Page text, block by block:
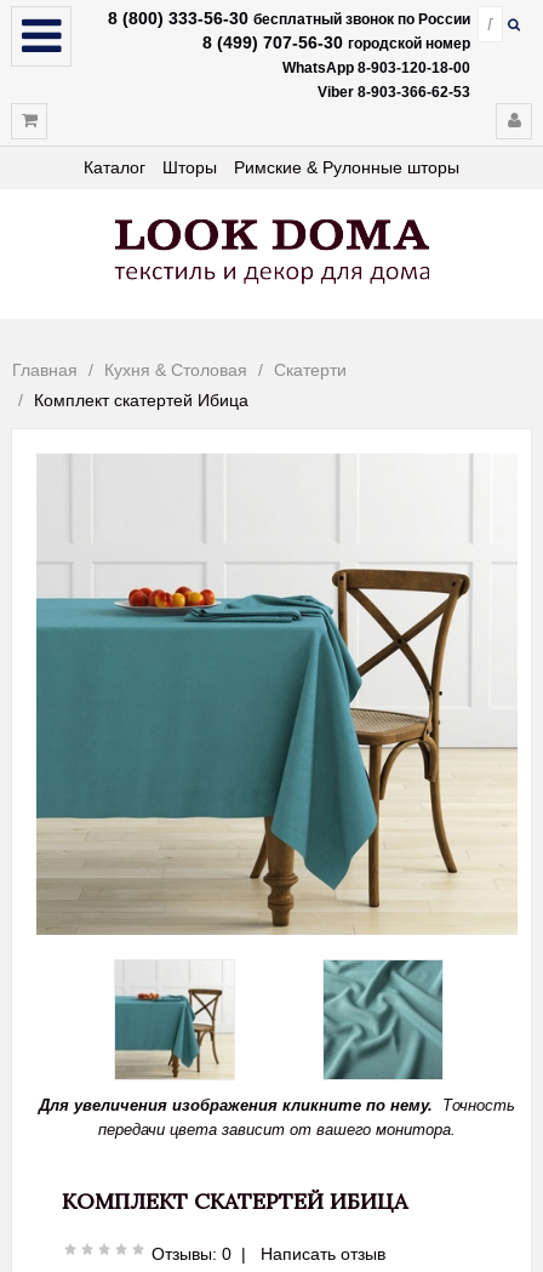
8 (800) 333-56-30 бесплатный звонок по России
8 (499) 707-56-30 городской номер
WhatsApp 8-903-120-18-00
Viber 8-903-366-62-53
Каталог Шторы Римские & Рулонные шторы
Главная Кухня & Столовая
Скатерти
Комплект скатертей Ибица
Для увеличения изображения кликните по нему. Точность
передачи цвета зависит от вашего монитора.
КОМПЛЕКТ СКАТЕРТЕЙ ИБИЦА
Отзывы: 0 | Написать отзыв